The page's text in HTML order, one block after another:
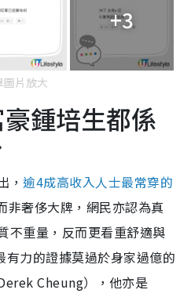
+3
圖片放大
鍾培生都係
，逾4成高收入人士最常穿的
非奢侈大牌，網民亦認為真
不重量，反而更看重舒適與
力的證據莫過於身家過億的
Cheung），他亦是